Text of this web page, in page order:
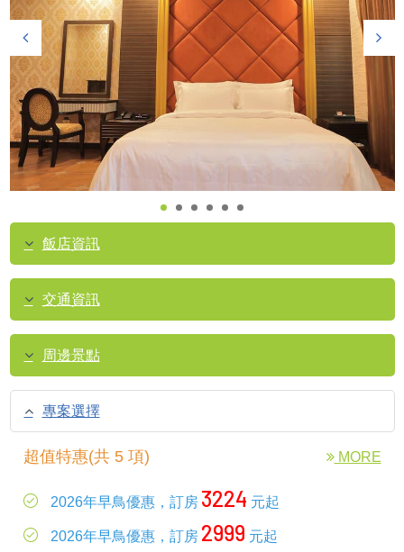
飯店資訊
交通資訊
周邊景點
專案選擇
超值特惠(共 5 項) MORE
2026年早鳥優惠，訂房 3224 元起
2026年早鳥優惠，訂房 2999 元起